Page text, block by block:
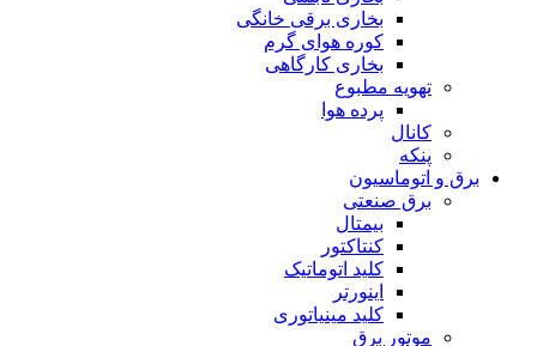
بخاری برقی خانگی
کوره هوای گرم
بخاری کارگاهی
تهویه مطبوع
پرده هوا
کانال
پنکه
برق و اتوماسیون
برق صنعتی
بیمتال
کنتاکتور
کلید اتوماتیک
اینورتر
کلید مینیاتوری
موتور برق